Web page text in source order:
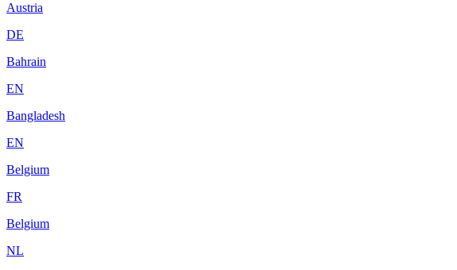
Austria
DE
Bahrain
EN
Bangladesh
EN
Belgium
FR
Belgium
NL